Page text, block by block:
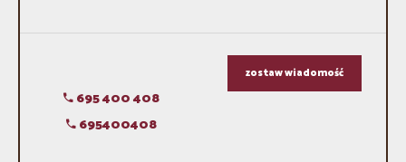
695 400 408
695400408
zostaw wiadomość